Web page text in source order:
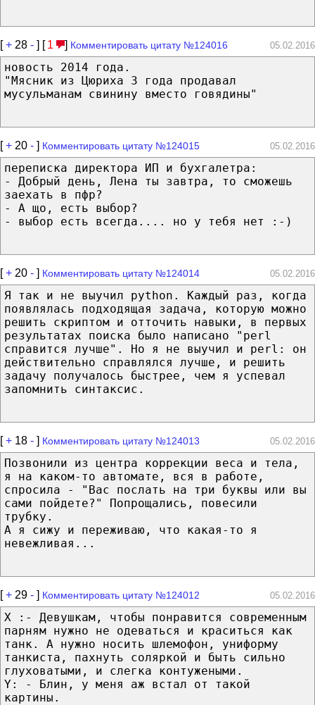
[+ 28 - ] [ 1 ] Комментировать цитату №124016 05.02.2016
новость 2014 года.
"Мясник из Цюриха 3 года продавал
мусульманам свинину вместо говядины"
[+ 20 - ] Комментировать цитату №124015 05.02.2016
переписка директора ИП и бухгалетра:
- Добрый день, Лена ты завтра, то сможешь
заехать в пфр?
- А що, есть выбор?
- выбор есть всегда.... но у тебя нет :-)
[+ 20 - ] Комментировать цитату №124014 05.02.2016
Я так и не выучил python. Каждый раз, когда
появлялась подходящая задача, которую можно
решить скриптом и отточить навыки, в первых
результатах поиска было написано "perl
справится лучше". Но я не выучил и perl: он
действительно справлялся лучше, и решить
задачу получалось быстрее, чем я успевал
запомнить синтаксис.
[+ 18 - ] Комментировать цитату №124013 05.02.2016
Позвонили из центра коррекции веса и тела,
я на каком-то автомате, вся в работе,
спросила - "Вас послать на три буквы или вы
сами пойдете?" Попрощались, повесили
трубку.
А я сижу и переживаю, что какая-то я
невежливая...
[+ 29 - ] Комментировать цитату №124012 05.02.2016
X :- Девушкам, чтобы понравится современным
парням нужно не одеваться и краситься как
танк. А нужно носить шлемофон, униформу
танкиста, пахнуть соляркой и быть сильно
глуховатыми, и слегка контужеными.
Y: - Блин, у меня аж встал от такой
картины.